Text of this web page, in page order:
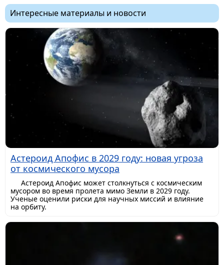
Интересные материалы и новости
Астероид Апофис в 2029 году: новая угроза
от космического мусора
Астероид Апофис может столкнуться с космическим
мусором во время пролета мимо Земли в 2029 году.
Ученые оценили риски для научных миссий и влияние
на орбиту.